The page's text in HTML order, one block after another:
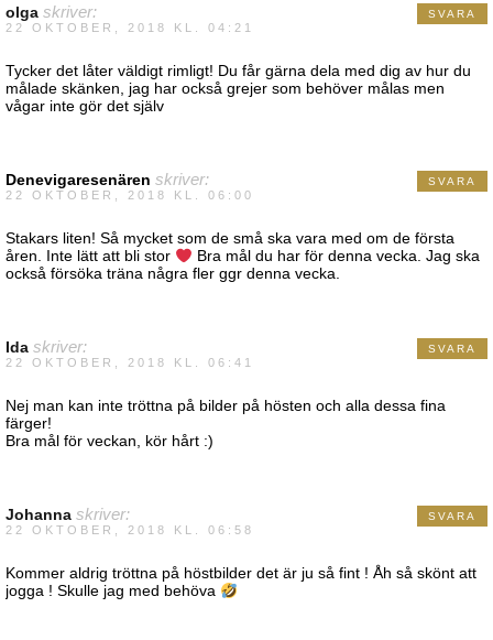
olga skriver:
22 OKTOBER, 2018 KL. 04:21
Tycker det låter väldigt rimligt! Du får gärna dela med dig av hur du
målade skänken, jag har också grejer som behöver målas men
vågar inte gör det själv
SVARA
Denevigaresenären skriver:
22 OKTOBER, 2018 KL. 06:00
Stakars liten! Så mycket som de små ska vara med om de första
åren. Inte lätt att bli stor
Bra mål du har för denna vecka. Jag ska
också försöka träna några fler ggr denna vecka.
SVARA
Ida skriver:
22 OKTOBER, 2018 KL. 06:41
Nej man kan inte tröttna på bilder på hösten och alla dessa fina
färger!
Bra mål för veckan, kör hårt :)
SVARA
Johanna skriver:
22 OKTOBER, 2018 KL. 06:58
Kommer aldrig tröttna på höstbilder det är ju så fint ! Åh så skönt att
jogga ! Skulle jag med behöva
SVARA